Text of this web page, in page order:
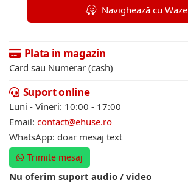
Navighează cu Waze
Plata in magazin
Card sau Numerar (cash)
Suport online
Luni - Vineri: 10:00 - 17:00
Email: contact@ehuse.ro
WhatsApp: doar mesaj text
Trimite mesaj
Nu oferim suport audio / video